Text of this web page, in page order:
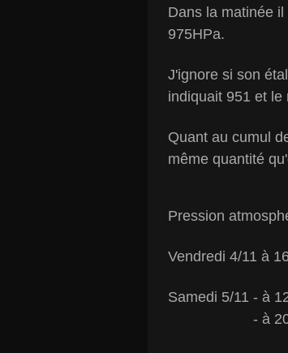
Dans la matinée
975HPa.
J'ignore si son
indiquait 951 et le
Quant au cumul
même quantité
Pression
Vendredi 4/11 à
Samedi 5/11 - à
- à 20h45